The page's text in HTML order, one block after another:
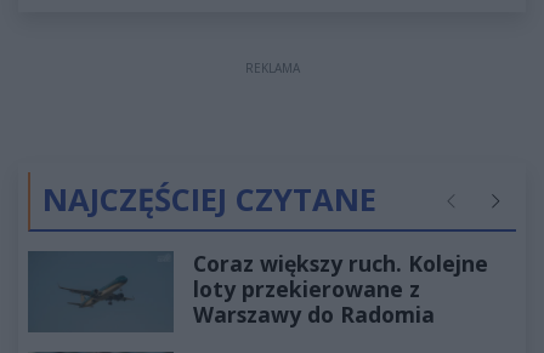
REKLAMA
NAJCZĘŚCIEJ CZYTANE Poprzednie
Coraz większy ruch. Kolejne
loty przekierowane z
Warszawy do Radomia